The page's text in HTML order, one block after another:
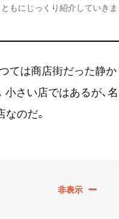
もにじっくり紹介していきま
ては商店街だった静か
小さい店ではあるが、名
のだ。